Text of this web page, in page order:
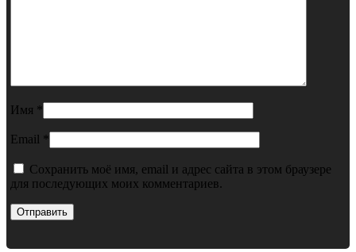
Имя *
Email *
Сохранить моё имя, email и адрес сайта в этом браузере
для последующих моих комментариев.